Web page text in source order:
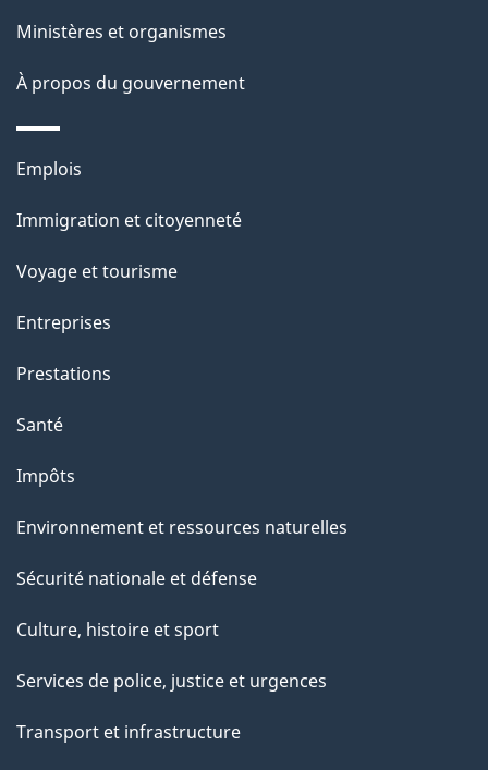
p
a
Ministères et organismes
À propos du gouvernement
Thèmes
sujets
Emplois
Immigration et citoyenneté
Voyage et tourisme
Entreprises
Prestations
Santé
Impôts
Environnement et ressources naturelles
Sécurité nationale et défense
Culture, histoire et sport
Services de police, justice et urgences
Transport et infrastructure